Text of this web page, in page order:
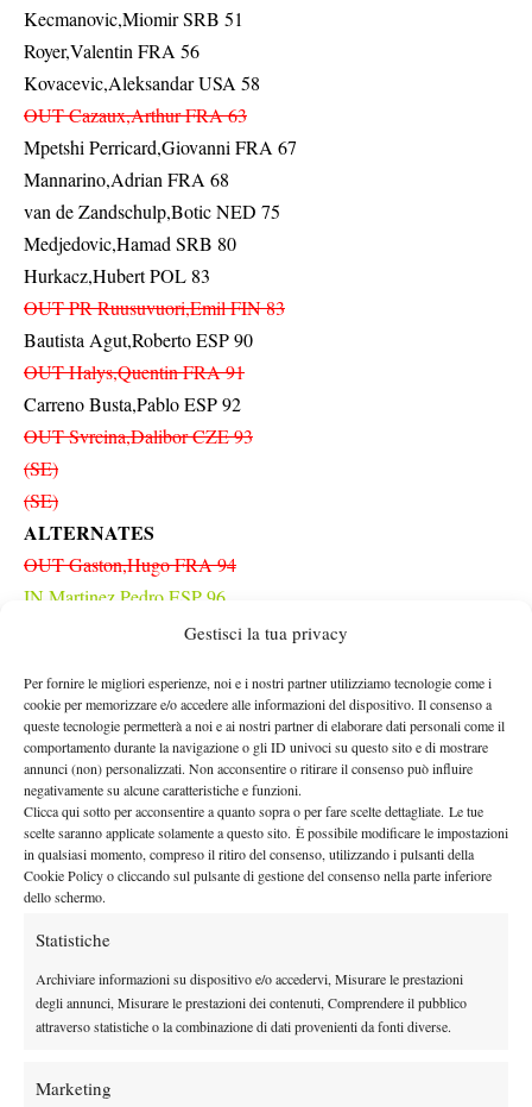
Gestisci la tua privacy
Per fornire le migliori esperienze, noi e i nostri partner utilizziamo tecnologie come i
cookie per memorizzare e/o accedere alle informazioni del dispositivo. Il consenso a
queste tecnologie permetterà a noi e ai nostri partner di elaborare dati personali come il
comportamento durante la navigazione o gli ID univoci su questo sito e di mostrare
annunci (non) personalizzati. Non acconsentire o ritirare il consenso può influire
negativamente su alcune caratteristiche e funzioni.
Clicca qui sotto per acconsentire a quanto sopra o per fare scelte dettagliate. Le tue
scelte saranno applicate solamente a questo sito. È possibile modificare le impostazioni
in qualsiasi momento, compreso il ritiro del consenso, utilizzando i pulsanti della
Cookie Policy o cliccando sul pulsante di gestione del consenso nella parte inferiore
dello schermo.
Statistiche
Archiviare informazioni su dispositivo e/o accedervi, Misurare le prestazioni
degli annunci, Misurare le prestazioni dei contenuti, Comprendere il pubblico
attraverso statistiche o la combinazione di dati provenienti da fonti diverse.
Marketing
Kecmanovic,Miomir SRB 51
Royer,Valentin FRA 56
Kovacevic,Aleksandar USA 58
OUT Cazaux,Arthur FRA 63
Mpetshi Perricard,Giovanni FRA 67
Mannarino,Adrian FRA 68
van de Zandschulp,Botic NED 75
Medjedovic,Hamad SRB 80
Hurkacz,Hubert POL 83
OUT PR Ruusuvuori,Emil FIN 83
Bautista Agut,Roberto ESP 90
OUT Halys,Quentin FRA 91
Carreno Busta,Pablo ESP 92
OUT Svrcina,Dalibor CZE 93
(SE)
(SE)
ALTERNATES
OUT Gaston,Hugo FRA 94
IN Martinez,Pedro ESP 96
OUT Taberner,Carlos ESP 98
IN Nardi,Luca ITA 105
IN Basilashvili,Nikoloz GEO 107
IN McDonald,Mackenzie USA 112
IN O’Connell,Christopher AUS 114
OUT Kypson,Patrick USA 118
IN Choinski,Jan GBR 123
11 Harris,Billy GBR 127
MONTPELLIER QUALIFICAZIONI
Martinez,Pedro ESP 71
Gaston,Hugo FRA 94
Nardi,Luca ITA 108